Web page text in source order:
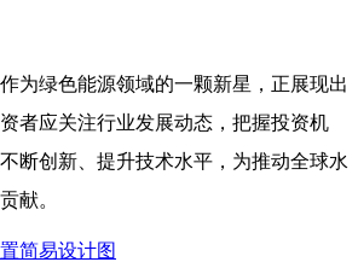
为绿色能源领域的一颗新星，正展现出
者应关注行业发展动态，把握投资机
断创新、提升技术水平，为推动全球水
献。
简易设计图